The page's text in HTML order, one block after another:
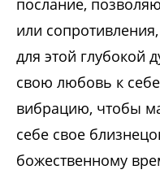
или
для этой глубокой
свою любовь к
вибрацию, чтобы
себе свое
божественному